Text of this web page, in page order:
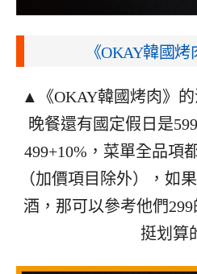
《OKAY韓國
▲《OKAY韓國烤肉》
晚餐還有國定假日是
499+10%，菜單全品項
（加價項目除外），如
酒，那可以參考他們
挺划算